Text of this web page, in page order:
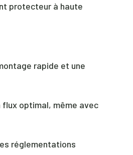
protecteur à haute
rapide et une
flux optimal, même avec
réglementations